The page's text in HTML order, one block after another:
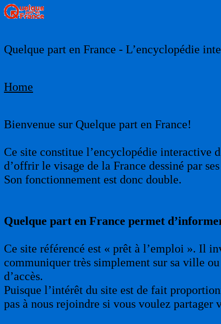
Quelque part en France - L’encyclopédie
Home
Bienvenue sur Quelque part en France!
Ce site constitue l’encyclopédie interactive
d’offrir le visage de la France dessiné par
Son fonctionnement est donc double.
Quelque part en France permet
Ce site référencé est « prêt à l’emploi ». Il
communiquer très simplement sur sa ville
d’accès.
Puisque l’intérêt du site est de fait
pas à nous rejoindre si vous voulez